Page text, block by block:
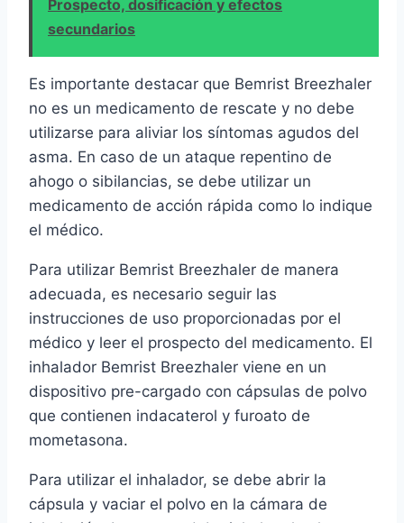
Prospecto, dosificación y efectos
secundarios
Es importante destacar que Bemrist Breezhaler
no es un medicamento de rescate y no debe
utilizarse para aliviar los síntomas agudos del
asma. En caso de un ataque repentino de
ahogo o sibilancias, se debe utilizar un
medicamento de acción rápida como lo indique
el médico.
Para utilizar Bemrist Breezhaler de manera
adecuada, es necesario seguir las
instrucciones de uso proporcionadas por el
médico y leer el prospecto del medicamento. El
inhalador Bemrist Breezhaler viene en un
dispositivo pre-cargado con cápsulas de polvo
que contienen indacaterol y furoato de
mometasona.
Para utilizar el inhalador, se debe abrir la
cápsula y vaciar el polvo en la cámara de